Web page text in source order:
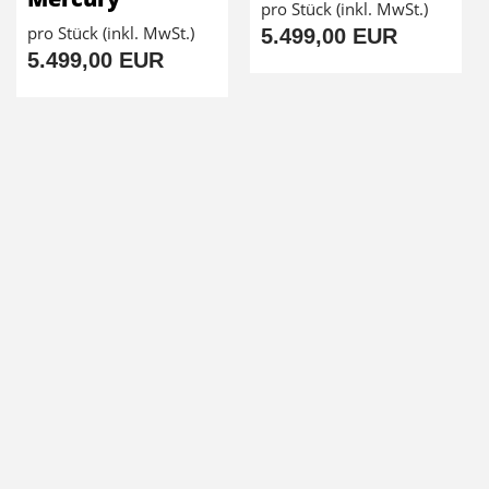
pro Stück (inkl. MwSt.)
5.499,00 EUR
pro Stück (inkl. MwSt.)
5.499,00 EUR